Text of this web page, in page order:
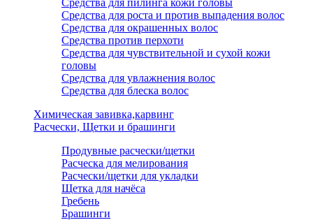
Средства для пилинга кожи головы
Средства для роста и против выпадения волос
Средства для окрашенных волос
Средства против перхоти
Средства для чувствительной и сухой кожи
головы
Средства для увлажнения волос
Средства для блеска волос
Химическая завивка,карвинг
Расчески, Щетки и брашинги
Продувные расчески/щетки
Расческа для мелирования
Расчески/щетки для укладки
Щетка для начёса
Гребень
Брашинги